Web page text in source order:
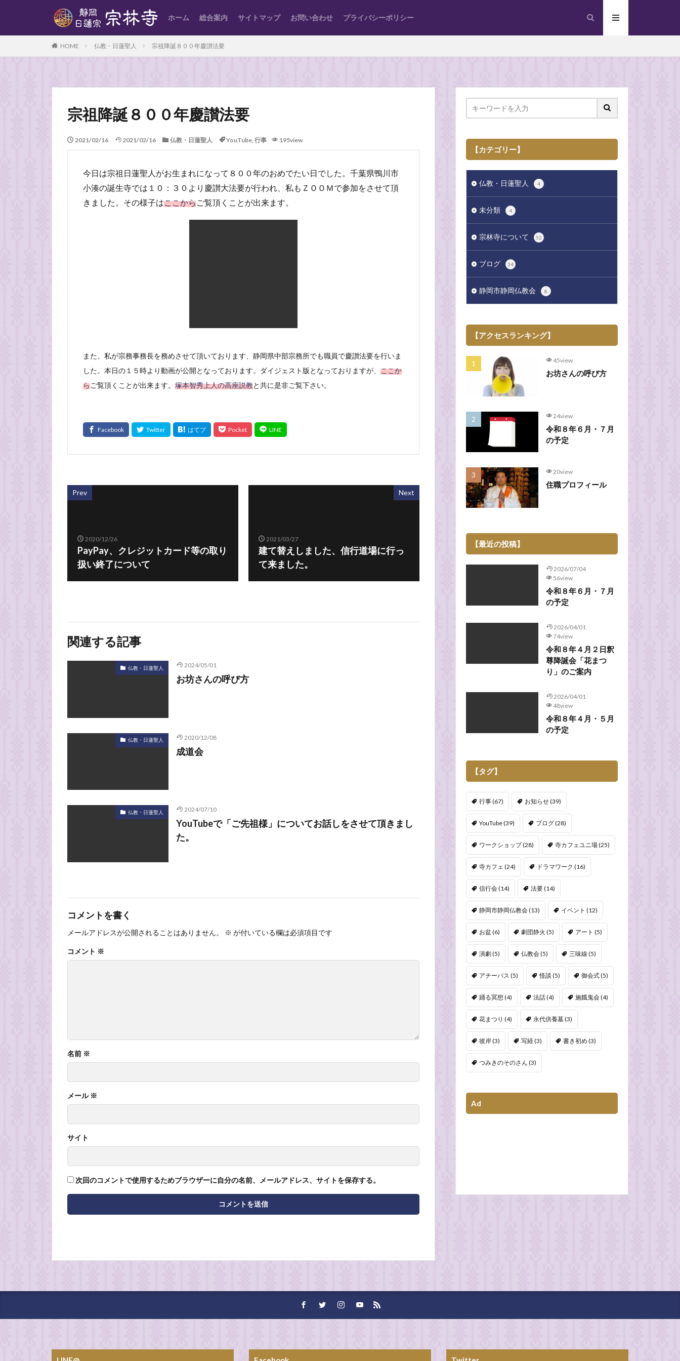
ホーム 総合案内 サイトマップ お問い合わせ プライバシーポリシー
HOME 仏教・日蓮聖人 宗祖降誕８００年慶讃法要
宗祖降誕８００年慶讃法要
2021/02/16 2021/02/16 仏教・日蓮聖人 YouTube, 行事 195view
今日は宗祖日蓮聖人がお生まれになって８００年のおめでたい日でした。千葉県鴨川市
小湊の誕生寺では１０：３０より慶讃大法要が行われ、私もＺＯＯＭで参加をさせて頂
きました。その様子はここからご覧頂くことが出来ます。
また、私が宗務事務長を務めさせて頂いております、静岡県中部宗務所でも職員で慶讃法要を行いま
した。本日の１５時より動画が公開となっております。ダイジェスト版となっておりますが、 ここか
らご覧頂くことが出来ます。 塚本智秀上人の高座説教と共に是非ご覧下さい。
Prev
2020/12/26
PayPay、クレジットカード等の取り
扱い終了について
Next
2021/03/27
建て替えしました、信行道場に行っ
て来ました。
関連する記事
仏教・日蓮聖人 2024/05/01
お坊さんの呼び方
仏教・日蓮聖人 2020/12/08
成道会
仏教・日蓮聖人 2024/07/10
YouTubeで「ご先祖様」についてお話しをさせて頂きまし
た。
コメントを書く
メールアドレスが公開されることはありません。 ※ が付いている欄は必須項目です
コメント ※
名前 ※
メール ※
サイト
次回のコメントで使用するためブラウザーに自分の名前、メールアドレス、サイトを保存する。
【カテゴリー】
仏教・日蓮聖人 4
未分類 4
宗林寺について 52
ブログ 34
静岡市静岡仏教会 8
【アクセスランキング】
45view
お坊さんの呼び方
24view
令和８年６月・７月
の予定
20view
住職プロフィール
【最近の投稿】
2026/07/04
56view
令和８年６月・７月
の予定
2026/04/01
74view
令和８年４月２日釈
尊降誕会「花まつ
り」のご案内
2026/04/01
48view
令和８年４月・５月
の予定
【タグ】
行事(67) お知らせ(39)
YouTube(39) ブログ(28)
ワークショップ(28) 寺カフェユニ場(25)
寺カフェ (24) ドラマワーク (16)
信行会(14) 法要(14)
静岡市静岡仏教会(13) イベント (12)
お盆(6) 劇団静火 (5) アート (5)
演劇(5) 仏教会(5) 三味線 (5)
アチーバス (5) 怪談 (5) 御会式(5)
踊る冥想 (4) 法話(4) 施餓鬼会(4)
花まつり (4) 永代供養墓(3)
彼岸(3) 写経(3) 書き初め (3)
つみきのそのさん (3)
Ad